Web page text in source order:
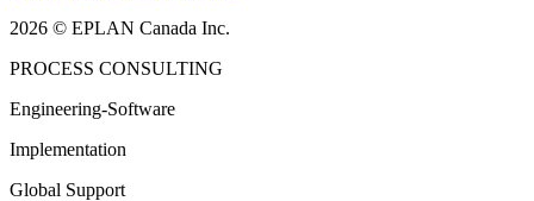
2026 © EPLAN Canada Inc.
PROCESS CONSULTING
Engineering-Software
Implementation
Global Support